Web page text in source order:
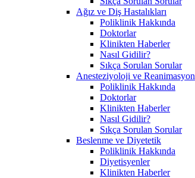
Ağız ve Diş Hastalıkları
Poliklinik Hakkında
Doktorlar
Klinikten Haberler
Nasıl Gidilir?
Sıkça Sorulan Sorular
Anesteziyoloji ve Reanimasyon
Poliklinik Hakkında
Doktorlar
Klinikten Haberler
Nasıl Gidilir?
Sıkça Sorulan Sorular
Beslenme ve Diyetetik
Poliklinik Hakkında
Diyetisyenler
Klinikten Haberler